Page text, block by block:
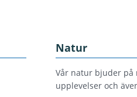
Natur
Vår natur bjuder på
upplevelser och